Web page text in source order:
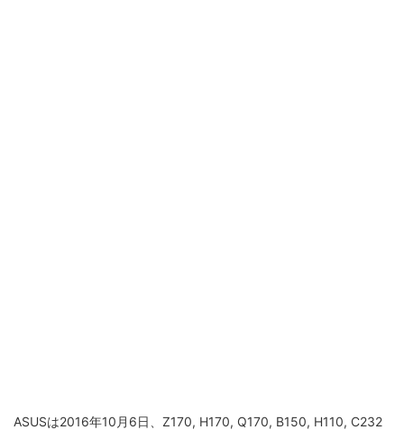
ASUSは2016年10月6日、Z170, H170, Q170, B150, H110, C232